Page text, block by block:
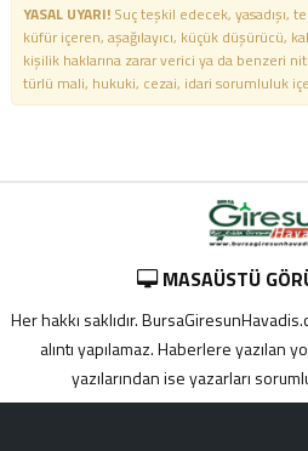
YASAL UYARI!Suç teşkil edecek, yasadışı,
küfür içeren, aşağılayıcı, küçük düşürücü,
kişilik haklarına zarar verici ya da benzeri
türlü mali, hukuki, cezai, idari sorumluluk
MASAÜSTÜ
Her hakkı saklıdır.
alıntı yapılamaz. Haberlere yazılan
yazılarından ise yazarları